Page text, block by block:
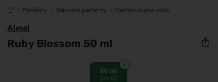
Parfémy Dámské parfémy Parfémované vody
Ajmal
Ruby Blossom 50 ml
50 ml
379 Kč